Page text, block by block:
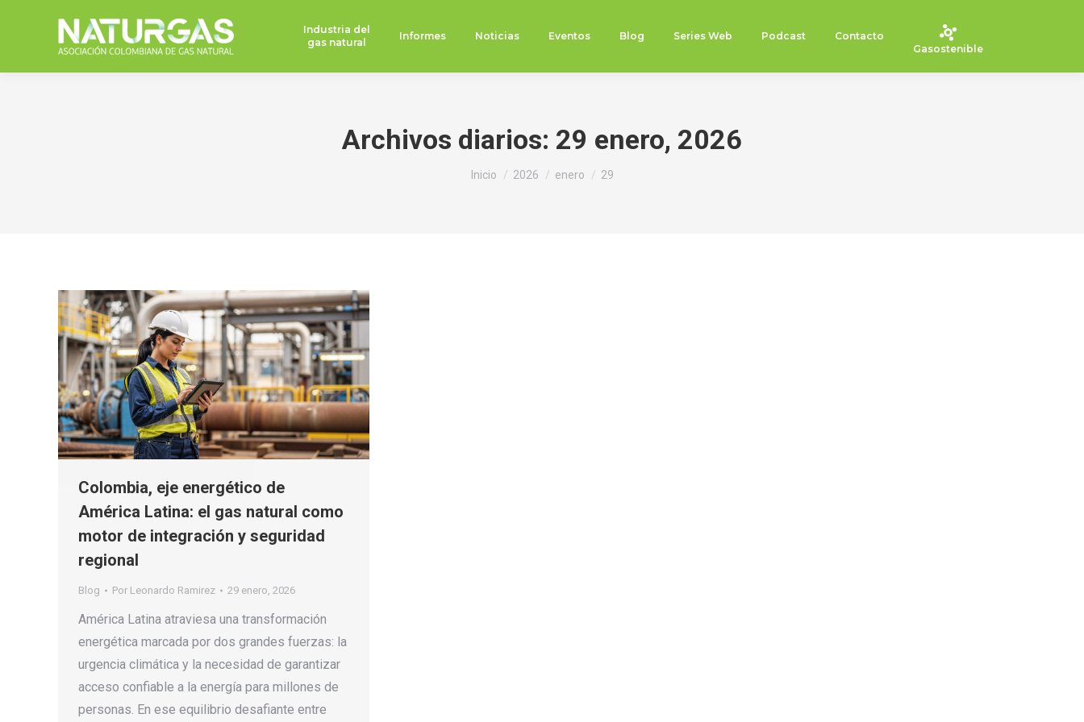
Industria del
gas natural
Informes Noticias Eventos Blog Series Web Podcast
Contacto
Gasostenible
Archivos diarios: 29 enero, 2026
Estás aquí:
Inicio 2026 enero 29
Colombia, eje energético de
América Latina: el gas natural como
motor de integración y seguridad
regional
Blog Por Leonardo Ramirez 29 enero, 2026
América Latina atraviesa una transformación
energética marcada por dos grandes fuerzas: la
urgencia climática y la necesidad de garantizar
acceso confiable a la energía para millones de
personas. En ese equilibrio desafiante entre